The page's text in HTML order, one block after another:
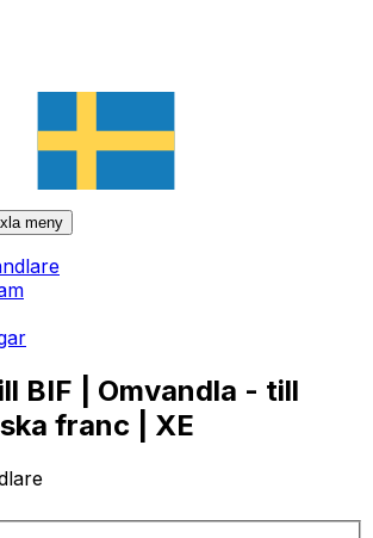
meny
BIF | Omvandla - till
franc | XE